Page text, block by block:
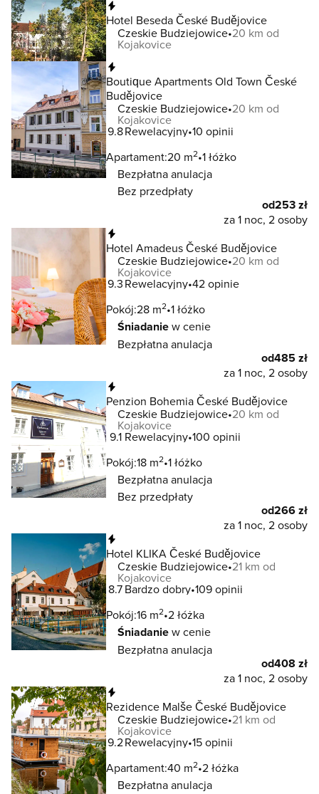
Hotel Beseda České Budějovice
Czeskie Budziejowice 20 km od
Kojakovice
Boutique Apartments Old Town České
Budějovice
Czeskie Budziejowice 20 km od
Kojakovice
9.8Rewelacyjny 10 opinii
Apartament:20 m2 1 łóżko
Bezpłatna anulacja
Bez przedpłaty
od253 zł
za 1 noc, 2 osoby
Hotel Amadeus České Budějovice
Czeskie Budziejowice 20 km od
Kojakovice
9.3Rewelacyjny 42 opinie
Pokój:28 m2 1 łóżko
Śniadaniew cenie
Bezpłatna anulacja
od485 zł
za 1 noc, 2 osoby
Penzion Bohemia České Budějovice
Czeskie Budziejowice 20 km od
Kojakovice
9.1 Rewelacyjny 100 opinii
Pokój:18 m2 1 łóżko
Bezpłatna anulacja
Bez przedpłaty
od266 zł
za 1 noc, 2 osoby
Hotel KLIKA České Budějovice
Czeskie Budziejowice 21 km od
Kojakovice
8.7Bardzo dobry 109 opinii
Pokój:16 m2 2 łóżka
Śniadaniew cenie
Bezpłatna anulacja
od408 zł
za 1 noc, 2 osoby
Rezidence Malše České Budějovice
Czeskie Budziejowice 21 km od
Kojakovice
9.2Rewelacyjny 15 opinii
Apartament:40 m2 2 łóżka
Bezpłatna anulacja